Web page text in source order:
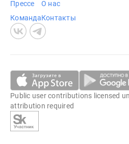
Прессе
Команда
О нас
Контакты
Public user contributions licensed
attribution required